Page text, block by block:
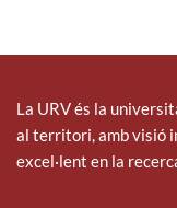
La URV és la
al territori, amb visió
excel·lent en la